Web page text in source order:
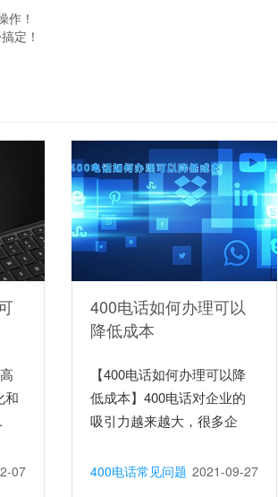
作！
定！
和
07
400电话如何办理可以
降低成本
【400电话如何办理可以降
低成本】400电话对企业的
吸引力越来越大，很多企
400电话常见问题 2021-09-27